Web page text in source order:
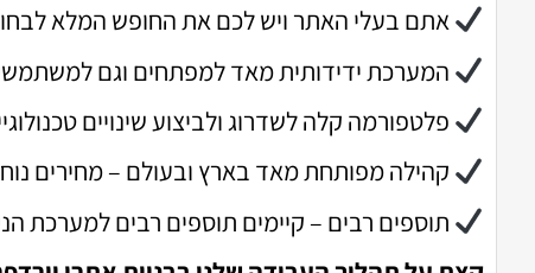
אתם בעלי האתר ויש לכם את החופש המלא
המערכת ידידותית מאד למפתחים וגם
פלטפורמה קלה לשדרוג ולביצוע שינויים
קהילה מפותחת מאד בארץ ובעולם – מחירים
תוספים רבים – קיימים תוספים רבים למערכת